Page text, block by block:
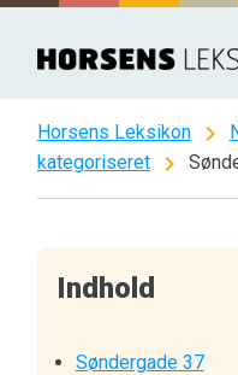
Spring
indhold
Horsens Leksikon chevron_right
kategoriseret
chevron_right
Indhold
Søndergade 37